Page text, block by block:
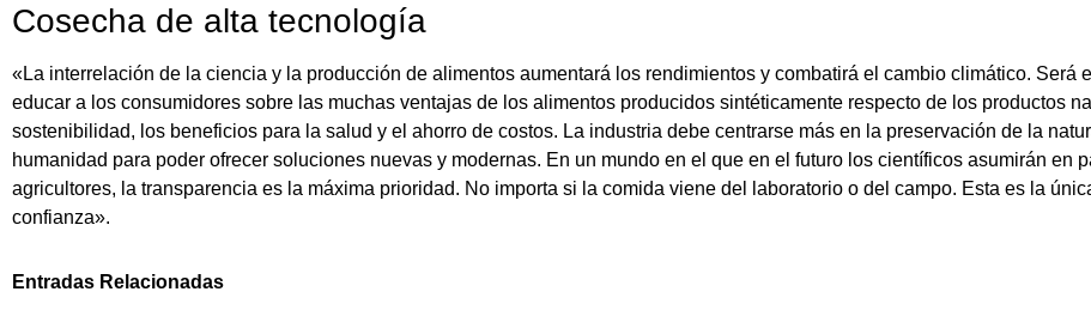
Cosecha de alta tecnología
«La interrelación de la ciencia y la producción de alimentos aumentará los rendimientos y combatirá el cambio climático. Será
educar a los consumidores sobre las muchas ventajas de los alimentos producidos sintéticamente respecto de los productos
sostenibilidad, los beneficios para la salud y el ahorro de costos. La industria debe centrarse más en la preservación de la
humanidad para poder ofrecer soluciones nuevas y modernas. En un mundo en el que en el futuro los científicos asumirán en
agricultores, la transparencia es la máxima prioridad. No importa si la comida viene del laboratorio o del campo. Esta es la
confianza».
Entradas Relacionadas